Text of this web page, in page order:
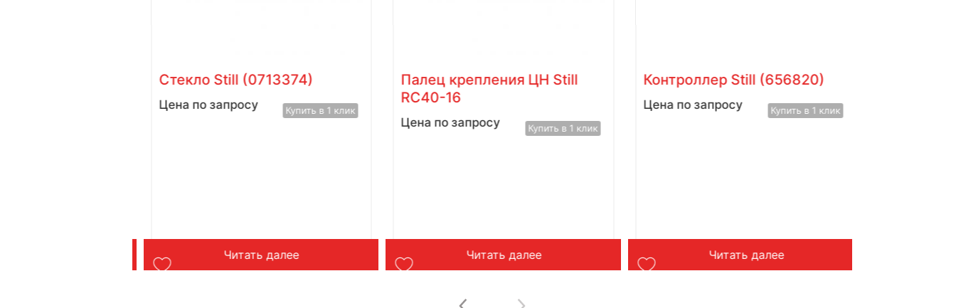
Стекло Still (0713374)
Цена по запросу Купить в 1 клик
Читать далее
Палец крепления ЦН Still
RC40-16
Цена по запросу Купить в 1 клик
Читать далее
Контроллер Still (656820)
Цена по запросу Купить в 1 клик
Читать далее